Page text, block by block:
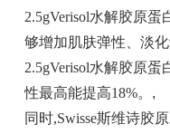
2.5gVerisol水解胶原
够增加肌肤弹性、淡
2.5gVerisol水解胶原
性最高能提高18%。 ,
同时,Swisse斯维诗胶